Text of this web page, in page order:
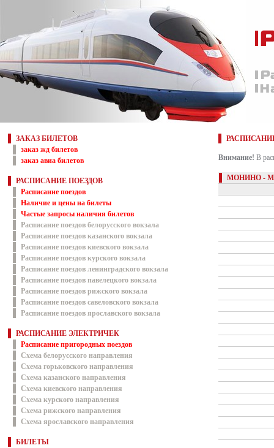
ЗАКАЗ БИЛЕТОВ
заказ жд билетов
заказ авиа билетов
РАСПИСАНИЕ ПОЕЗДОВ
Расписание поездов
Наличие и цены на билеты
Частые запросы наличия билетов
Расписание поездов белорусского вокзала
Расписание поездов казанского вокзала
Расписание поездов киевского вокзала
Расписание поездов курского вокзала
Расписание поездов ленинградского вокзала
Расписание поездов павелецкого вокзала
Расписание поездов рижского вокзала
Расписание поездов савеловского вокзала
Расписание поездов ярославского вокзала
РАСПИСАНИЕ ЭЛЕКТРИЧЕК
Расписание пригородных поездов
Схема белорусского направления
Схема горьковского направления
Схема казанского направления
Схема киевского направления
Схема курского направления
Схема рижского направления
Схема ярославского направления
БИЛЕТЫ
Внимание! В
МОНИНО -